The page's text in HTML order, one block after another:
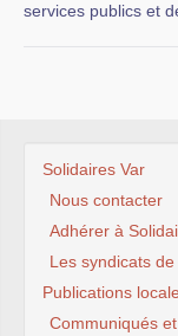
services publics et
Solidaires Var
Nous contacter
Adhérer à
Les syndicats
Publications
Communiqués